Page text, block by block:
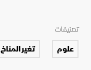
تصنيفات
علوم تغير المناخ